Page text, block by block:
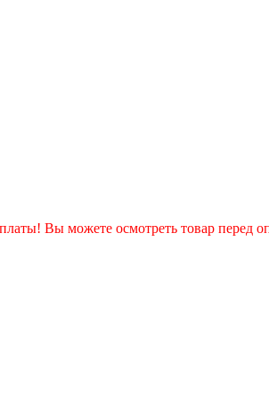
Вы можете осмотреть товар перед